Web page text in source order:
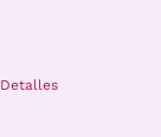
Detalles